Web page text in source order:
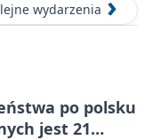
wydarzenia
po polsku
jest 21